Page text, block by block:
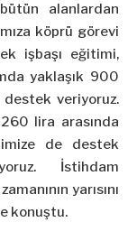
alanlardan
köprü görevi
işbaşı eğitimi,
yaklaşık 900
veriyoruz.
lira arasında
de destek
İstihdam
yarısını
konuştu.